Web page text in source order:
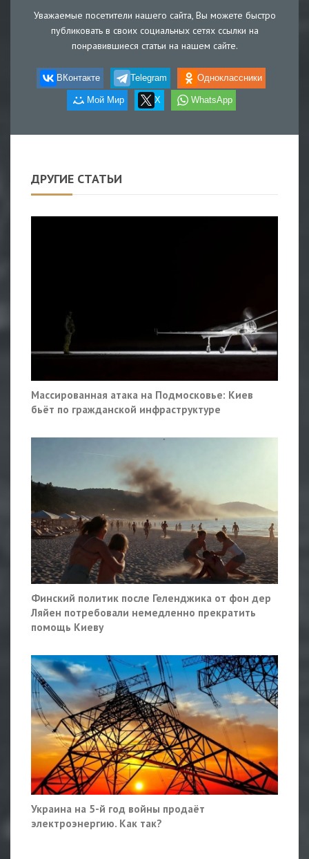
Уважаемые посетители нашего сайта, Вы можете быстро
публиковать в своих социальных сетях ссылки на
понравившиеся статьи на нашем сайте.
ВКонтакте Telegram Одноклассники
Мой Мир X WhatsApp
ДРУГИЕ СТАТЬИ
Массированная атака на Подмосковье: Киев
бьёт по гражданской инфраструктуре
Финский политик после Геленджика от фон дер
Ляйен потребовали немедленно прекратить
помощь Киеву
Украина на 5-й год войны продаёт
электроэнергию. Как так?